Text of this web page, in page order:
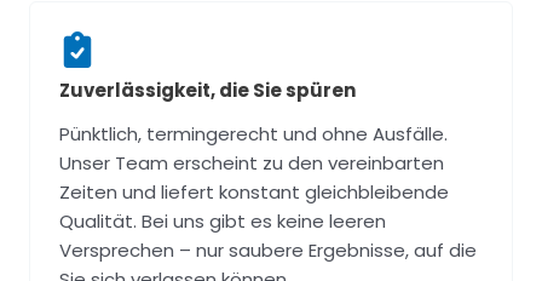
Zuverlässigkeit, die Sie spüren
Pünktlich, termingerecht und ohne Ausfälle.
Unser Team erscheint zu den vereinbarten
Zeiten und liefert konstant gleichbleibende
Qualität. Bei uns gibt es keine leeren
Versprechen – nur saubere Ergebnisse, auf die